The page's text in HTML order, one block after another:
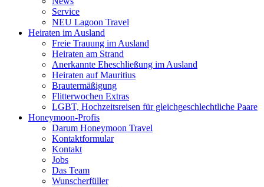
Service
NEU Lagoon Travel
Heiraten im Ausland
Freie Trauung im Ausland
Heiraten am Strand
Anerkannte Eheschließung im Ausland
Heiraten auf Mauritius
Brautermäßigung
Flitterwochen Extras
LGBT, Hochzeitsreisen für gleichgeschlechtliche Paare
Honeymoon-Profis
Darum Honeymoon Travel
Kontaktformular
Kontakt
Jobs
Das Team
Wunscherfüller